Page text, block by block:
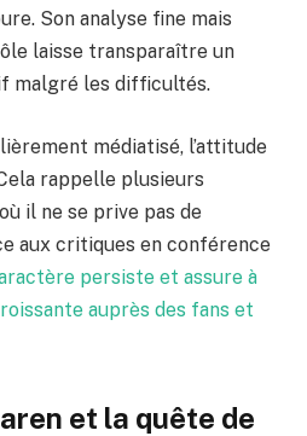
Son analyse fine mais
laisse transparaître un
malgré les difficultés.
médiatisé, l’attitude
rappelle plusieurs
il ne se prive pas de
aux critiques en conférence
persiste et assure à
auprès des fans et
et la quête de